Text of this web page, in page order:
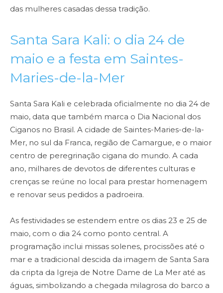
das mulheres casadas dessa tradição.
Santa Sara Kali: o dia 24 de
maio e a festa em Saintes-
Maries-de-la-Mer
Santa Sara Kali e celebrada oficialmente no dia 24 de
maio, data que também marca o Dia Nacional dos
Ciganos no Brasil. A cidade de Saintes-Maries-de-la-
Mer, no sul da Franca, região de Camargue, e o maior
centro de peregrinação cigana do mundo. A cada
ano, milhares de devotos de diferentes culturas e
crenças se reúne no local para prestar homenagem
e renovar seus pedidos a padroeira.
As festividades se estendem entre os dias 23 e 25 de
maio, com o dia 24 como ponto central. A
programação inclui missas solenes, procissões até o
mar e a tradicional descida da imagem de Santa Sara
da cripta da Igreja de Notre Dame de La Mer até as
águas, simbolizando a chegada milagrosa do barco a